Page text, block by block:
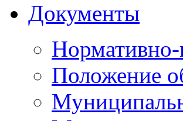
Документы
Нормативно-
Положение